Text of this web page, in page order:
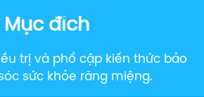
Mục đích
trị và phổ cập kiến thức bảo
sức khỏe răng miệng.